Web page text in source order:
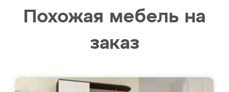
Похожая мебель на
заказ